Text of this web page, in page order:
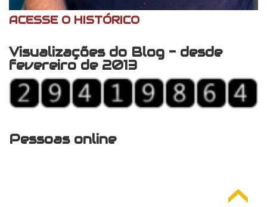
ACESSE O HISTÓRICO
Visualizações do Blog - desde
fevereiro de 2013
Pessoas online